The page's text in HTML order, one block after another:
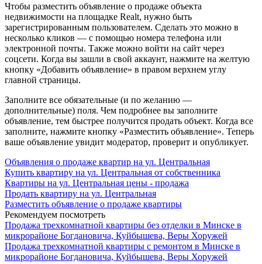
Чтобы разместить объявление о продаже объекта
недвижимости на площадке Realt, нужно быть
зарегистрированным пользователем. Сделать это можно в
несколько кликов — с помощью номера телефона или
электронной почты. Также можно войти на сайт через
соцсети. Когда вы зашли в свой аккаунт, нажмите на желтую
кнопку «Добавить объявление» в правом верхнем углу
главной страницы.
Заполните все обязательные (и по желанию —
дополнительные) поля. Чем подробнее вы заполните
объявление, тем быстрее получится продать объект. Когда все
заполните, нажмите кнопку «Разместить объявление». Теперь
ваше объявление увидит модератор, проверит и опубликует.
Объявления о продаже квартир на ул. Центральная
Купить квартиру на ул. Центральная от собственника
Квартиры на ул. Центральная цены - продажа
Продать квартиру на ул. Центральная
Разместить объявление о продаже квартиры
Рекомендуем посмотреть
Продажа трехкомнатной квартиры без отделки в Минске в
микрорайоне Богдановича, Куйбышева, Веры Хоружей
Продажа трехкомнатной квартиры с ремонтом в Минске в
микрорайоне Богдановича, Куйбышева, Веры Хоружей